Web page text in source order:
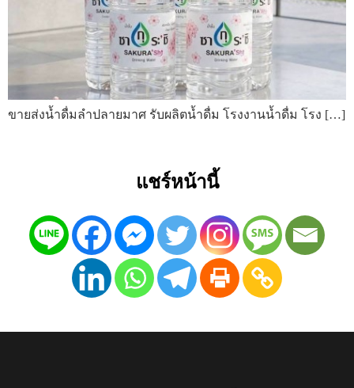
ขายส่งน้ำดื่มลำปลายมาศ รับผลิตน้ำดื่ม โรงงานน้ำดื่ม โรง […]
แชร์หน้านี้